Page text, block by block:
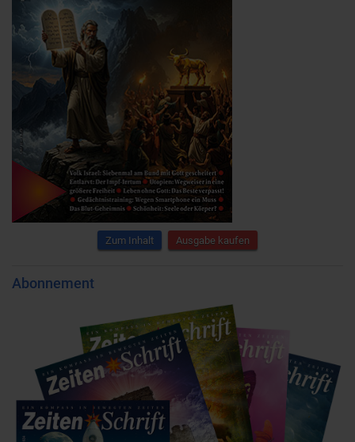
Zum Inhalt Ausgabe kaufen
Abonnement